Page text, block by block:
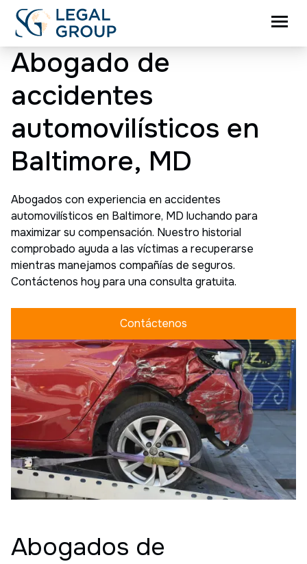
Abogado de
accidentes
automovilísticos en
Baltimore, MD
Abogados con experiencia en accidentes
automovilísticos en Baltimore, MD luchando para
maximizar su compensación. Nuestro historial
comprobado ayuda a las víctimas a recuperarse
mientras manejamos compañías de seguros.
Contáctenos hoy para una consulta gratuita.
Contáctenos
Abogados de